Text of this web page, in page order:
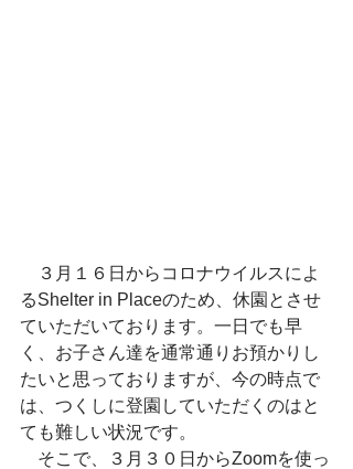
３月１６日からコロナウイルスによ
るShelter in Placeのため、休園とさせ
ていただいております。一日でも早
く、お子さん達を通常通りお預かりし
たいと思っておりますが、今の時点で
は、つくしに登園していただくのはと
ても難しい状況です。
そこで、３月３０日からZoomを使っ